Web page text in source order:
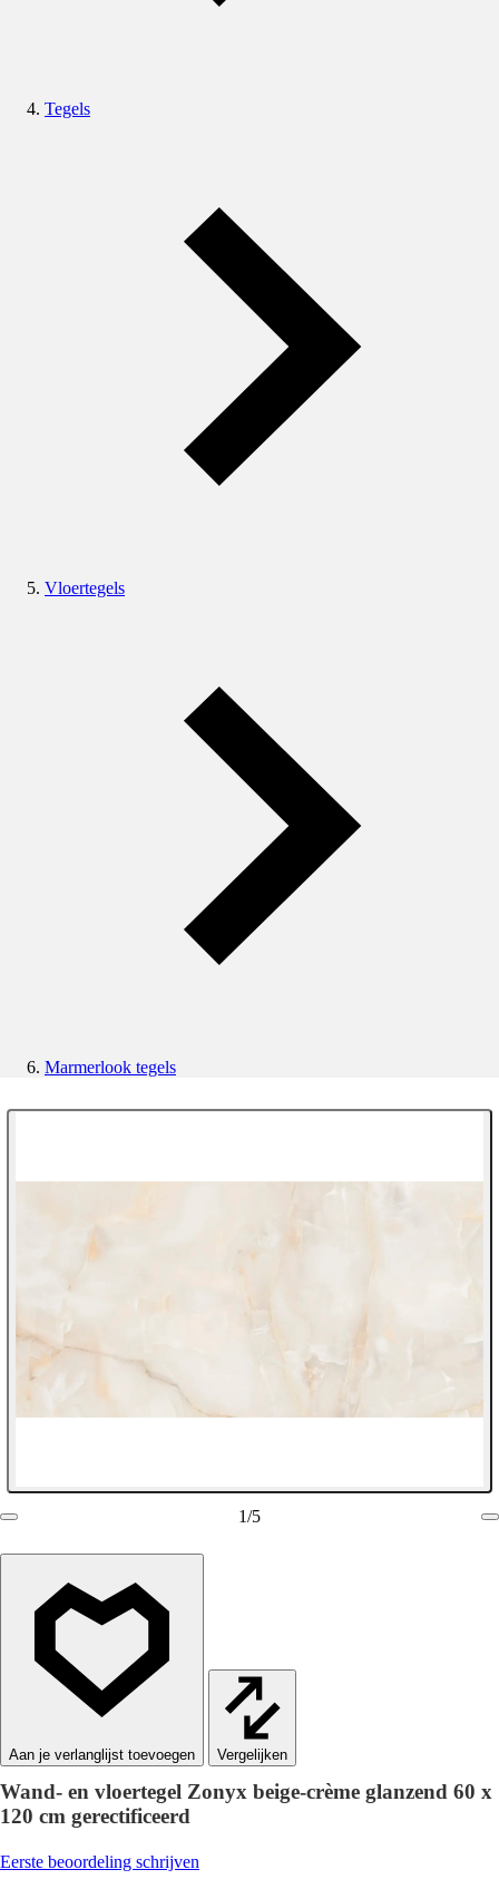
Tegels
Vloertegels
Marmerlook tegels
1/5
Vergelijken
Wand- en vloertegel Zonyx beige-crème glanzend 60 x
120 cm gerectificeerd
Eerste beoordeling schrijven